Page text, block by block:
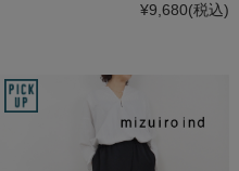
¥9,680(税込)